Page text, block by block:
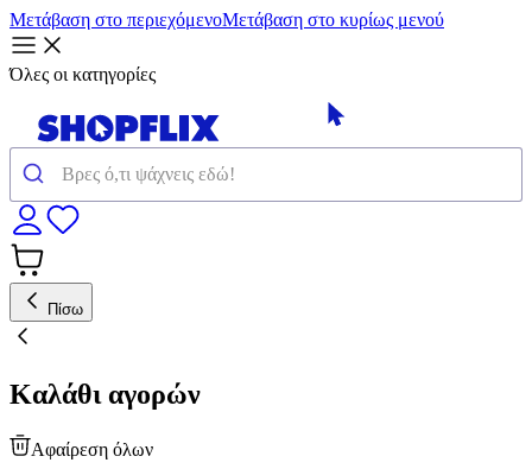
Μετάβαση στο περιεχόμενοΜετάβαση στο κυρίως μενού
Όλες οι κατηγορίες
Πίσω
Καλάθι αγορών
Αφαίρεση όλων